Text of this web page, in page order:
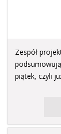
Zespół
piątek, czyli